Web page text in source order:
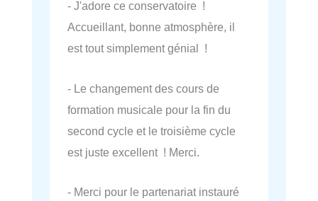
- J'adore ce conservatoire !
Accueillant, bonne atmosphère, il
est tout simplement génial !
- Le changement des cours de
formation musicale pour la fin du
second cycle et le troisième cycle
est juste excellent ! Merci.
- Merci pour le partenariat instauré